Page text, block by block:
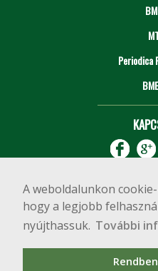
A weboldalunkon
hogy a legjobb
nyújthassuk. További
Periodica
Copyright © 2020